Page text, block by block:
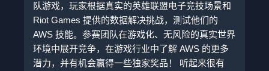
队游戏，玩家根据真实的英雄联盟电子竞技场景和
Riot Games 提供的数据解决挑战，测试他们的
AWS 技能。参赛团队在游戏化、无风险的真实世界
环境中展开竞争，在游戏行业中了解 AWS 的更多
潜力，并有机会赢得一些独家奖品！ 听起来很有